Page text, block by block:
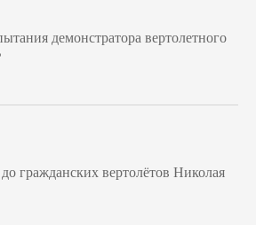
демонстратора вертолетного
гражданских вертолётов Николая